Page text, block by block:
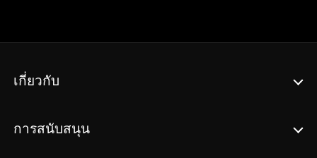
เกี่ยวกับ
การสนับสนุน